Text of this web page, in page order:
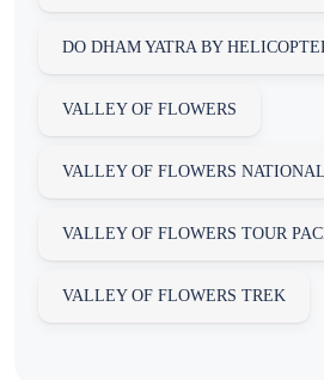
DO DHAM YATRA BY
VALLEY OF FLOWERS
VALLEY OF FLOWERS
VALLEY OF FLOWERS TOUR
VALLEY OF FLOWERS TREK